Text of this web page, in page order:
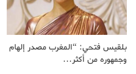
بلقيس فتحي: “المغرب مصدر إلهام
وجمهوره من أكثر…